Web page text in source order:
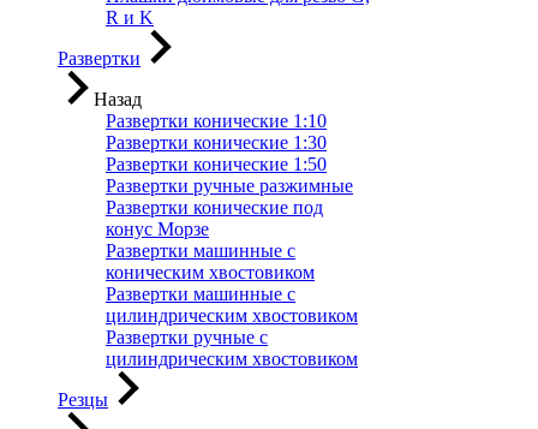
R и K
Развертки
Назад
Развертки конические 1:10
Развертки конические 1:30
Развертки конические 1:50
Развертки ручные разжимные
Развертки конические под
конус Морзе
Развертки машинные с
коническим хвостовиком
Развертки машинные с
цилиндрическим хвостовиком
Развертки ручные с
цилиндрическим хвостовиком
Резцы